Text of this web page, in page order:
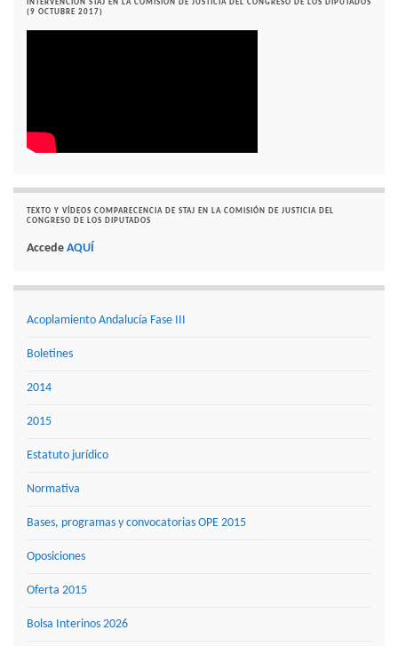
INTERVENCIÓN STAJ EN LA COMISIÓN DE JUSTICIA DEL CONGRESO DE LOS DIPUTADOS
(9 OCTUBRE 2017)
TEXTO Y VÍDEOS COMPARECENCIA DE STAJ EN LA COMISIÓN DE JUSTICIA DEL
CONGRESO DE LOS DIPUTADOS
Accede AQUÍ
Acoplamiento Andalucía Fase III
Boletines
2014
2015
Estatuto jurídico
Normativa
Bases, programas y convocatorias OPE 2015
Oposiciones
Oferta 2015
Bolsa Interinos 2026